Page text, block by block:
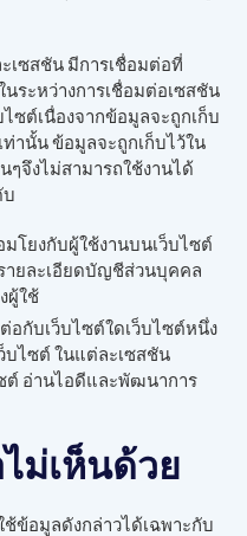
เซสชัน มีการเชื่อมต่อที่
ระหว่างการเชื่อมต่อเซสชัน
ซต์เนื่องจากข้อมูลจะถูกเก็บ
านั้น ข้อมูลจะถูกเก็บไว้ใน
ๆจึงไม่สามารถใช้งานได้
บ
มโยงกับผู้ใช้งานบนเว็บไซต์
ายละเอียดบัญชีส่วนบุคคล
ผู้ใช้
อกับเว็บไซต์ใดเว็บไซต์หนึ่ง
บไซต์ ในแต่ละเซสชัน
ต์ อ่านไอดีและพัฒนาการ
ม่เห็นด้วย
ข้อมูลดังกล่าวได้เฉพาะกับ